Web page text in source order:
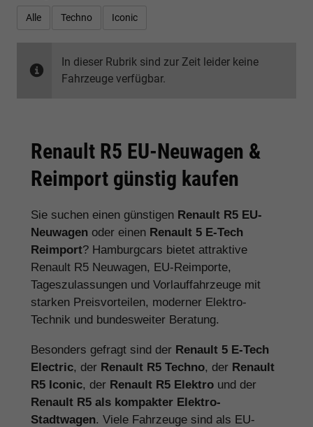
Alle Techno Iconic
In dieser Rubrik sind zur Zeit leider keine
Fahrzeuge verfügbar.
Renault R5 EU-Neuwagen &
Reimport günstig kaufen
Sie suchen einen günstigen Renault R5 EU-
Neuwagen oder einen Renault 5 E-Tech
Reimport? Hamburgcars bietet attraktive
Renault R5 Neuwagen, EU-Reimporte,
Tageszulassungen und Vorlauffahrzeuge mit
starken Preisvorteilen, moderner Elektro-
Technik und bundesweiter Beratung.
Besonders gefragt sind der Renault 5 E-Tech
Electric, der Renault R5 Techno, der Renault
R5 Iconic, der Renault R5 Elektro und der
Renault R5 als kompakter Elektro-
Stadtwagen. Viele Fahrzeuge sind als EU-